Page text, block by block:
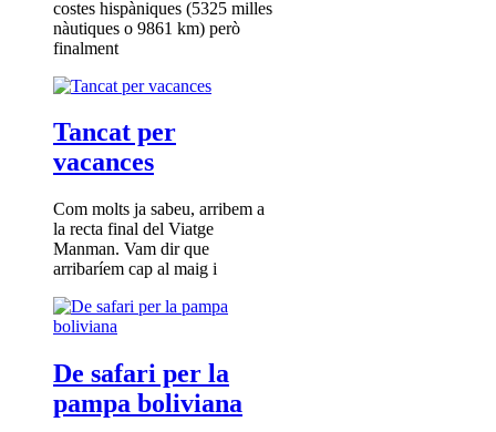
costes hispàniques (5325 milles
nàutiques o 9861 km) però
finalment
Tancat per
vacances
Com molts ja sabeu, arribem a
la recta final del Viatge
Manman. Vam dir que
arribaríem cap al maig i
De safari per la
pampa boliviana